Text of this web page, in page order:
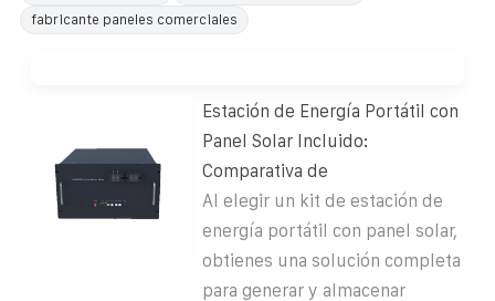
fabricante paneles comerciales
Estación de Energía Portátil con
Panel Solar Incluido:
Comparativa de
Al elegir un kit de estación de
energía portátil con panel solar,
obtienes una solución completa
para generar y almacenar